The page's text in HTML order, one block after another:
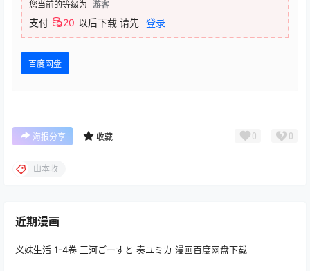
您当前的等级为 游客
支付 20 以后下载 请先 登录
百度网盘
海报分享 收藏 0 0
山本收
近期漫画
义妹生活 1-4卷 三河ごーすと 奏ユミカ 漫画百度网盘下载